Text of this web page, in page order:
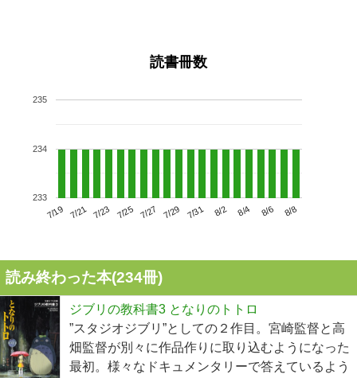
読書冊数
7/19 7/21 7/23 7/25 7/27 7/29 7/31 8/2 8/4 8/6 8/8
233
234
235
読み終わった本(234冊)
ジブリの教科書3 となりのトトロ
”スタジオジブリ”としての２作目。宮崎監督と高
畑監督が別々に作品作りに取り込むようになった
最初。様々なドキュメンタリーで答えているよう